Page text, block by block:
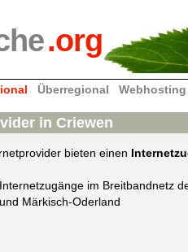
.org
Überregional Webhosting
in Criewen
bieten einen
Internetzugänge im Breitbandnetz
und Märkisch-Oderland